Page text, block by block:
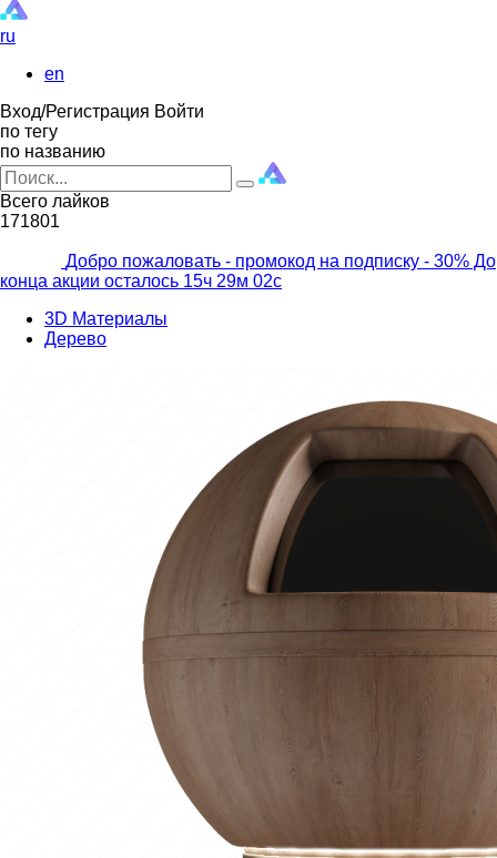
ru
en
Вход/Регистрация Войти
по тегу
по названию
Всего лайков
171801
Добро пожаловать - промокод на подписку - 30% До
конца акции осталось 15ч 29м 00с
3D Материалы
Дерево